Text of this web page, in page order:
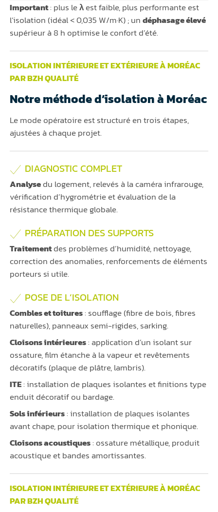
Important: plus leλest faible, plus performante est
l’isolation (idéal < 0,035 W/m·K) ; undéphasage élevé
supérieur à 8 h optimise le confort d’été.
ISOLATION INTÉRIEURE ET EXTÉRIEURE À MORÉAC
PAR BZH QUALITÉ
Notre méthode d’isolation à Moréac
Le mode opératoire est structuré en trois étapes,
ajustées à chaque projet.
DIAGNOSTIC COMPLET
Analysedu logement, relevés à la caméra infrarouge,
vérification d’hygrométrie et évaluation de la
résistance thermique globale.
PRÉPARATION DES SUPPORTS
Traitementdes problèmes d’humidité, nettoyage,
correction des anomalies, renforcements de éléments
porteurs si utile.
POSE DE L’ISOLATION
Combles et toitures: soufflage (fibre de bois, fibres
naturelles), panneaux semi-rigides, sarking.
Cloisons intérieures: application d’un isolant sur
ossature, film étanche à la vapeur et revêtements
décoratifs (plaque de plâtre, lambris).
ITE: installation de plaques isolantes et finitions type
enduit décoratif ou bardage.
Sols inférieurs: installation de plaques isolantes
avant chape, pour isolation thermique et phonique.
Cloisons acoustiques: ossature métallique, produit
acoustique et bandes amortissantes.
ISOLATION INTÉRIEURE ET EXTÉRIEURE À MORÉAC
PAR BZH QUALITÉ